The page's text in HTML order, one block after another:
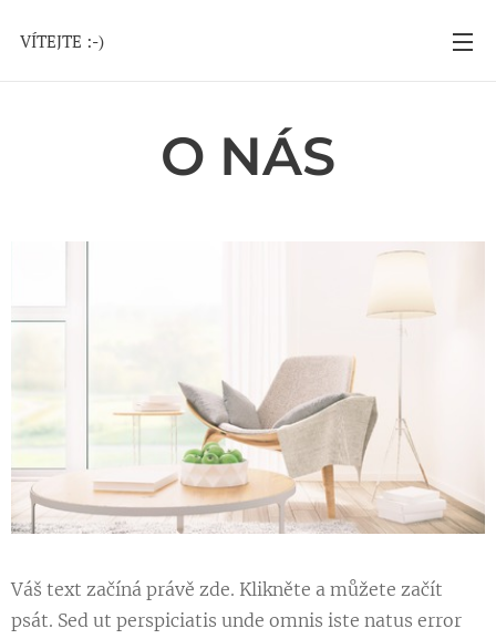
VÍTEJTE :-)
O NÁS
Váš text začíná právě zde. Klikněte a můžete začít
psát. Sed ut perspiciatis unde omnis iste natus error